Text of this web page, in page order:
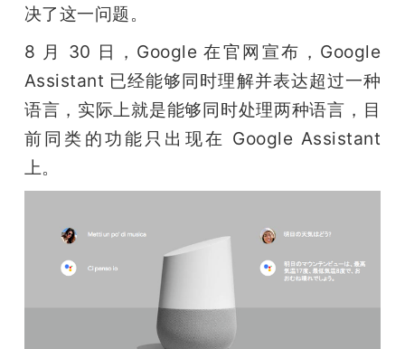
中
心
GAIR
专
决了这一问题。
8 月 30 日，Google 在官网宣布，Google
Assistant 已经能够同时理解并表达超过一种
语言，实际上就是能够同时处理两种语言，目
前同类的功能只出现在 Google Assistant
上。